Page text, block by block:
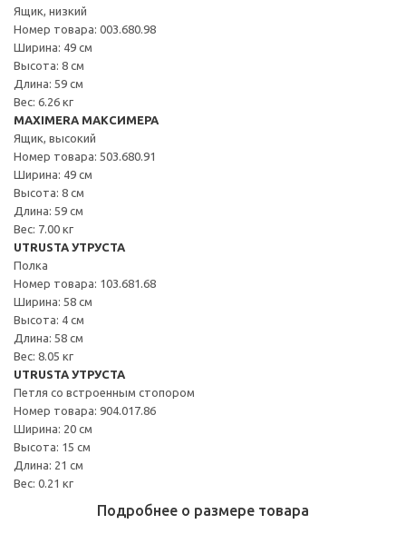
Ящик, низкий
Номер товара: 003.680.98
Ширина: 49 см
Высота: 8 см
Длина: 59 см
Вес: 6.26 кг
MAXIMERA МАКСИМЕРА
Ящик, высокий
Номер товара: 503.680.91
Ширина: 49 см
Высота: 8 см
Длина: 59 см
Вес: 7.00 кг
UTRUSTA УТРУСТА
Полка
Номер товара: 103.681.68
Ширина: 58 см
Высота: 4 см
Длина: 58 см
Вес: 8.05 кг
UTRUSTA УТРУСТА
Петля со встроенным стопором
Номер товара: 904.017.86
Ширина: 20 см
Высота: 15 см
Длина: 21 см
Вес: 0.21 кг
Подробнее о размере товара